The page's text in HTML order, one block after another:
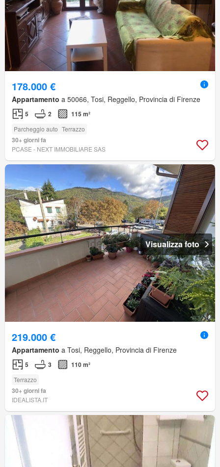
178.000 €
Appartamento a 50066, Tosi, Reggello, Provincia di Firenze
5 2 115 m²
Parcheggio auto Terrazzo
30+ giorni fa
PCASE - NEXT IMMOBILIARE SAS
Visualizza foto
219.000 €
Appartamento a Tosi, Reggello, Provincia di Firenze
5 3 110 m²
Terrazzo
30+ giorni fa
IDEALISTA.IT